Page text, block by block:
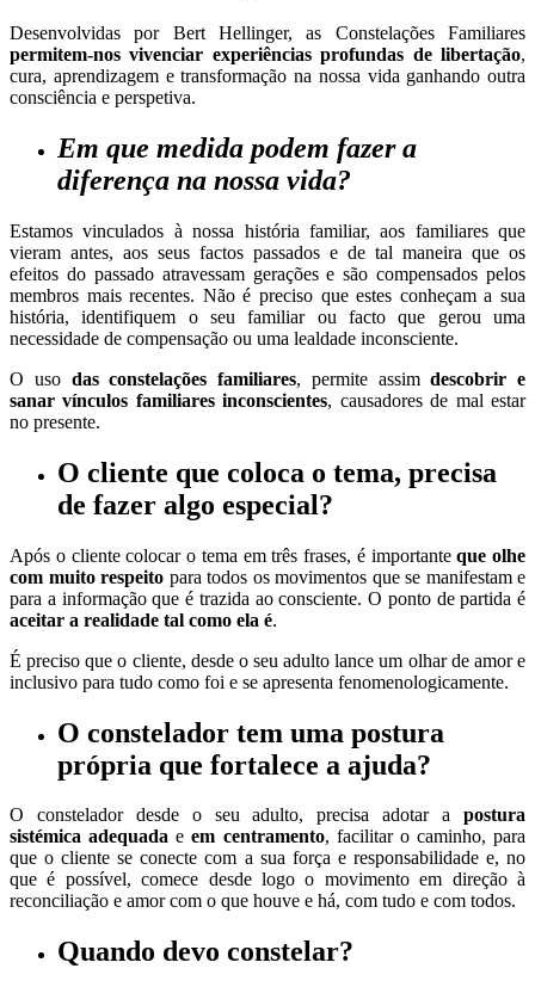
Desenvolvidas por Bert Hellinger, as Constelações Familiares
permitem-nos vivenciar experiências profundas de libertação,
cura, aprendizagem e transformação na nossa vida ganhando outra
consciência e perspetiva.
Em que medida podem fazer a
diferença na nossa vida?
Estamos vinculados à nossa história familiar, aos familiares que
vieram antes, aos seus factos passados e de tal maneira que os
efeitos do passado atravessam gerações e são compensados pelos
membros mais recentes. Não é preciso que estes conheçam a sua
história, identifiquem o seu familiar ou facto que gerou uma
necessidade de compensação ou uma lealdade inconsciente.
O uso das constelações familiares, permite assimdescobrir e
sanar vínculos familiares inconscientes, causadores de mal estar
no presente.
O cliente que coloca o tema, precisa
de fazer algo especial?
Após o cliente colocar o tema em três frases, é importanteque olhe
com muito respeito para todos os movimentos que se manifestam e
para a informação que é trazida ao consciente. O ponto de partida é
aceitar a realidade tal como ela é.
É preciso que o cliente, desde o seu adulto lance um olhar de amor e
inclusivo para tudo como foi e se apresenta fenomenologicamente.
O constelador tem uma postura
própria que fortalece a ajuda?
O constelador desde o seu adulto, precisa adotar a postura
sistémica adequada e em centramento, facilitar o caminho, para
que o cliente se conecte com a sua força e responsabilidade e, no
que é possível, comece desde logo o movimento em direção à
reconciliação e amor com o que houve e há, com tudo e com todos.
Quando devo constelar?